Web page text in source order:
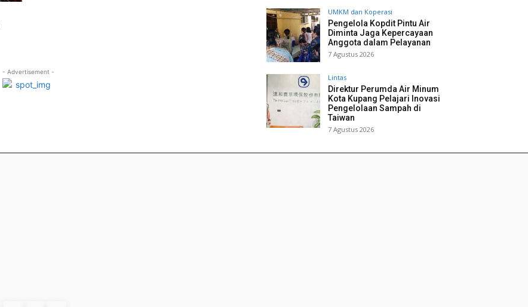
- Advertisement -
UMKM dan Koperasi
Pengelola Kopdit Pintu Air
Diminta Jaga Kepercayaan
Anggota dalam Pelayanan
7 Agustus 2026
Lintas
Direktur Perumda Air Minum
Kota Kupang Pelajari Inovasi
Pengelolaan Sampah di
Taiwan
7 Agustus 2026